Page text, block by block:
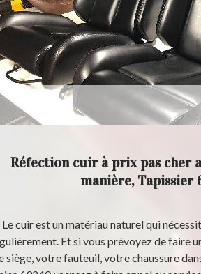
Réfection cuir à prix pas cher
manière, Tapissier
Le cuir est un matériau naturel qui
Et si vous prévoyez de faire
siège, votre fauteuil, votre chaussure